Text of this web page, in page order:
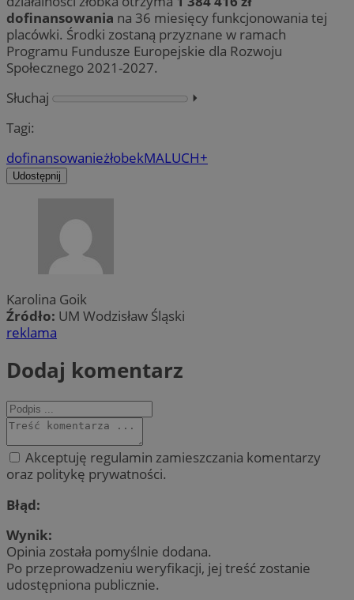
dofinansowania na 36 miesięcy funkcjonowania tej
placówki. Środki zostaną przyznane w ramach
Programu Fundusze Europejskie dla Rozwoju
Społecznego 2021-2027.
Słuchaj
⏵︎
Tagi:
dofinansowanieżłobekMALUCH+
Udostępnij
Karolina Goik
Źródło: UM Wodzisław Śląski
reklama
Dodaj komentarz
Akceptuję regulamin zamieszczania komentarzy
oraz politykę prywatności.
Błąd:
Wynik:
Opinia została pomyślnie dodana.
Po przeprowadzeniu weryfikacji, jej treść zostanie
udostępniona publicznie.